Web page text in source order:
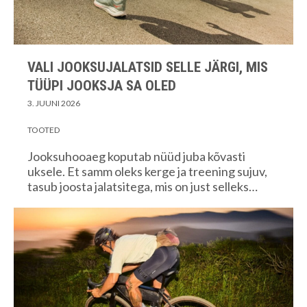
VALI JOOKSUJALATSID SELLE JÄRGI, MIS
TÜÜPI JOOKSJA SA OLED
3. JUUNI 2026
TOOTED
Jooksuhooaeg koputab nüüd juba kõvasti
uksele. Et samm oleks kerge ja treening sujuv,
tasub joosta jalatsitega, mis on just selleks…